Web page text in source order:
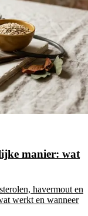
manier: wat
havermout en
werkt en wanneer